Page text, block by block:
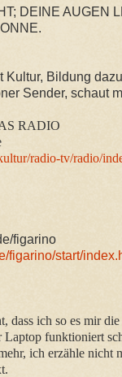
DEINE AUGEN
Kultur, Bildung
Sender, schaut
RADIO
radio-tv/radio/
figarino
figarino/start/
dass ich so es mir
funktioniert
ich erzähle nicht